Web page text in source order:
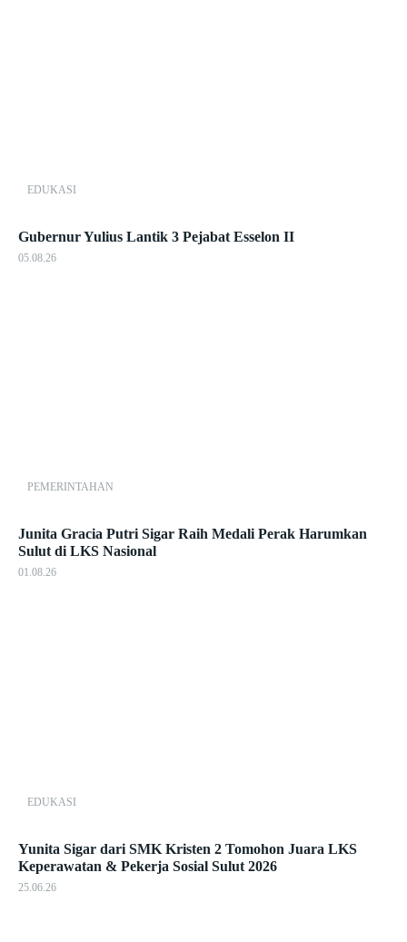
EDUKASI
Gubernur Yulius Lantik 3 Pejabat Esselon II
05.08.26
PEMERINTAHAN
Junita Gracia Putri Sigar Raih Medali Perak Harumkan
Sulut di LKS Nasional
01.08.26
EDUKASI
Yunita Sigar dari SMK Kristen 2 Tomohon Juara LKS
Keperawatan & Pekerja Sosial Sulut 2026
25.06.26